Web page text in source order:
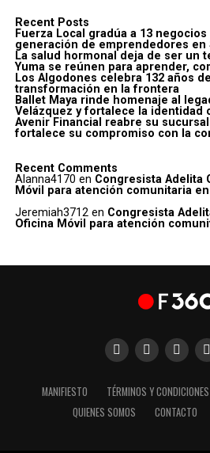
Recent Posts
Fuerza Local gradúa a 13
generación de emprendedores en
La salud hormonal deja de ser un
Yuma se reúnen para aprender,
Los Algodones celebra 132 años
transformación en la frontera
Ballet Maya rinde homenaje al
Velázquez y fortalece la identidad
Avenir Financial reabre su
fortalece su compromiso con la
Recent Comments
Alanna4170 en Congresista Adelita
Móvil para atención comunitaria
Jeremiah3712en Congresista
Oficina Móvil para atención
MANIFIESTO TÉRMINOS Y CONDICIONES
QUIENES SOMOS
CONTACTO